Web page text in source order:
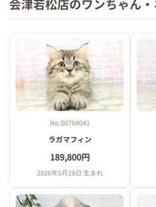
会津若松店のワンちゃん
No.00764041
ラガマフィン
189,800円
2026年5月28日 生まれ